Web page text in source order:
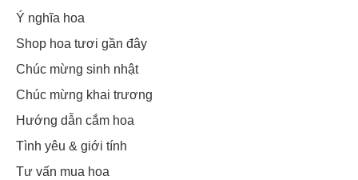
Ý nghĩa hoa
Shop hoa tươi gần đây
Chúc mừng sinh nhật
Chúc mừng khai trương
Hướng dẫn cắm hoa
Tình yêu & giới tính
Tư vấn mua hoa